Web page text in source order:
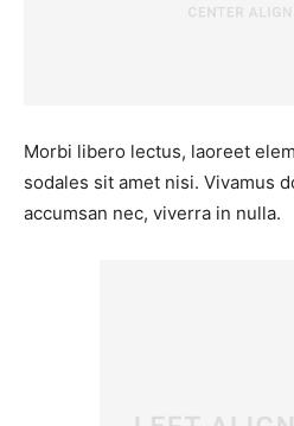
Morbi libero lectus, laoreet
sodales sit amet nisi. Vivamus
accumsan nec, viverra in nulla.